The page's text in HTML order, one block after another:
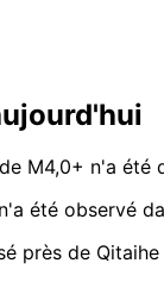
M4,0+ n'a
été observé
près de